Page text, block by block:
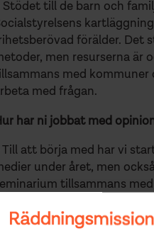
Stödet till de barn och
förälder. Det
men resurserna är
med
med frågan.
har ni jobbat med
Till att börja med har vi
under året, men
tillsammans
panelsamtal på